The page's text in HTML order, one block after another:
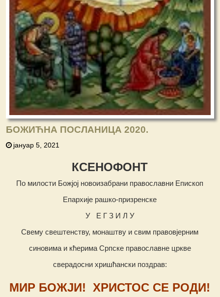
БОЖИЋНА ПОСЛАНИЦА 2020.
јануар 5, 2021
КСЕНОФОНТ
По милости Божјој новоизабрани православни Епископ
Епархије рашко-призренске
У Е Г З И Л У
Свему свештенству, монаштву и свим правовјерним
синовима и кћерима Српске православне цркве
сверадосни хришћански поздрав:
МИР БОЖЈИ! ХРИСТОС СЕ РОДИ!